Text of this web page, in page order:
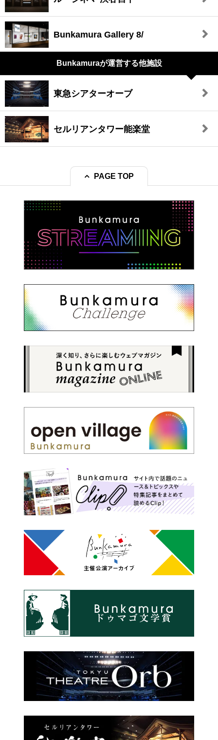
Bunkamura Gallery 8/
Bunkamuraが運営する他施設
東急シアターオーブ
セルリアンタワー能楽堂
PAGE TOP